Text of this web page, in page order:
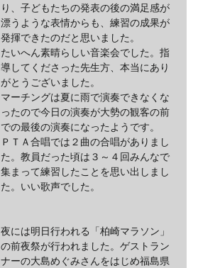
り、子どもたちの発表の後の満足感が
漂うような表情からも、練習の成果が
発揮できたのだと思いました。
たいへん素晴らしい音楽会でした。指
導してくださった先生方、本当にあり
がとうございました。
マーチングは夏に雨で演奏できなくな
ったので今日の演奏が大勢の観客の前
での最後の演奏になったようです。
ＰＴＡ合唱では２曲の合唱がありまし
た。教員だった頃は３～４回みんなで
集まって練習したことを思い出しまし
た。いい歌声でした。
夜には明日行われる「柏崎マラソン」
の前夜祭が行われました。ゲストラン
ナーの大島めぐみさんをはじめ福島県